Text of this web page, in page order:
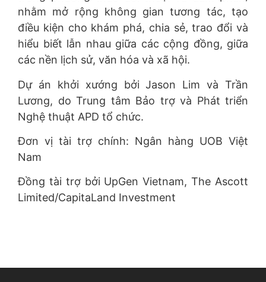
nhằm mở rộng không gian tương tác, tạo
điều kiện cho khám phá, chia sẻ, trao đổi và
hiểu biết lẫn nhau giữa các cộng đồng, giữa
các nền lịch sử, văn hóa và xã hội.
Dự án khởi xướng bởi Jason Lim và Trần
Lương, do Trung tâm Bảo trợ và Phát triển
Nghệ thuật APD tổ chức.
Đơn vị tài trợ chính: Ngân hàng UOB Việt
Nam
Đồng tài trợ bởi UpGen Vietnam, The Ascott
Limited/CapitaLand Investment